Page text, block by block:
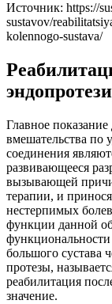
Источник: https://
sustavov/
kolennogo-sustava/
Главное
вмешательства по
соединения
развивающееся
вызывающей
терапии, и
нестерпимых
функции данной
функциональности
большого сустава
протезы,
реабилитация
значение.